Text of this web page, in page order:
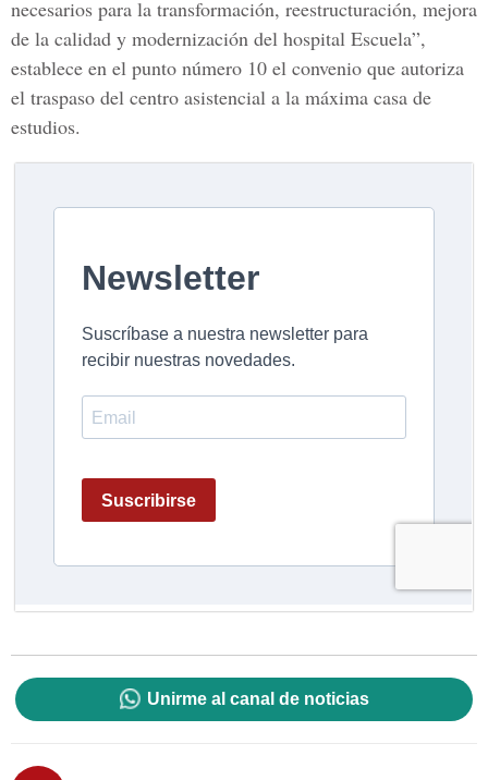
necesarios para la transformación, reestructuración, mejora
de la calidad y modernización del hospital Escuela”,
establece en el punto número 10 el convenio que autoriza
el traspaso del centro asistencial a la máxima casa de
estudios.
Unirme al canal de noticias